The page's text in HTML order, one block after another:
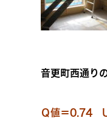
音更町西通り
Ｑ値＝0.74